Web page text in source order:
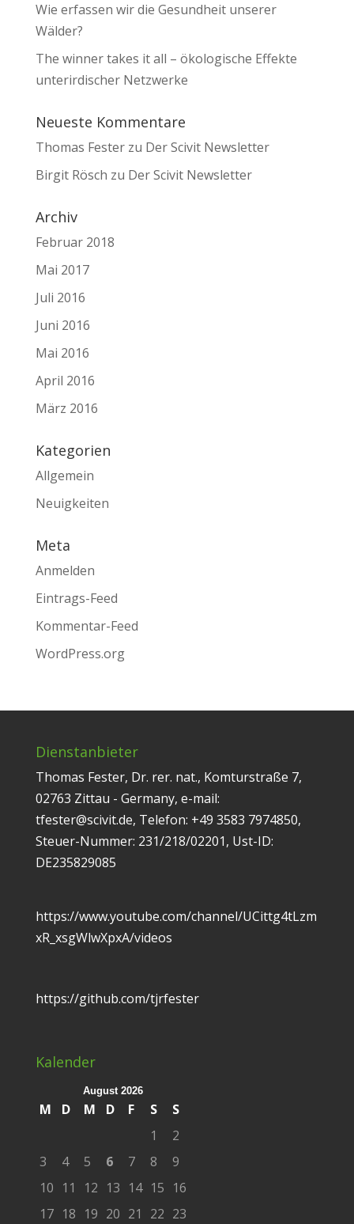
Wie erfassen wir die Gesundheit unserer
Wälder?
The winner takes it all – ökologische Effekte
unterirdischer Netzwerke
Neueste Kommentare
Thomas Festerzu Der Scivit Newsletter
Birgit Rösch zu Der Scivit Newsletter
Archiv
Februar 2018
Mai 2017
Juli 2016
Juni 2016
Mai 2016
April 2016
März 2016
Kategorien
Allgemein
Neuigkeiten
Meta
Anmelden
Eintrags-Feed
Kommentar-Feed
WordPress.org
Dienstanbieter
Thomas Fester, Dr. rer. nat., Komturstraße 7,
02763 Zittau - Germany, e-mail:
tfester@scivit.de, Telefon: +49 3583 7974850,
Steuer-Nummer: 231/218/02201, Ust-ID:
DE235829085
https://www.youtube.com/channel/UCittg4tLzm
xR_xsgWlwXpxA/videos
https://github.com/tjrfester
Kalender
August 2026
M D M D F S
S
1
2
3
4 5 6 7 8
9
10 11 12 13 14 15 16
17 18 19 20 21 22 23